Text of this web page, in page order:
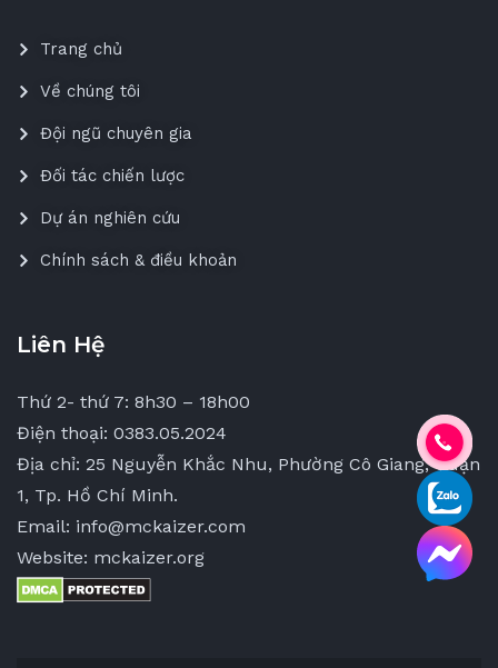
Trang chủ
Về chúng tôi
Đội ngũ chuyên gia
Đối tác chiến lược
Dự án nghiên cứu
Chính sách & điều khoản
Liên Hệ
Thứ 2- thứ 7: 8h30 – 18h00
Điện thoại: 0383.05.2024
Địa chỉ: 25 Nguyễn Khắc Nhu, Phường Cô Giang, Quận
1, Tp. Hồ Chí Minh.
Email: info@mckaizer.com
Website: mckaizer.org